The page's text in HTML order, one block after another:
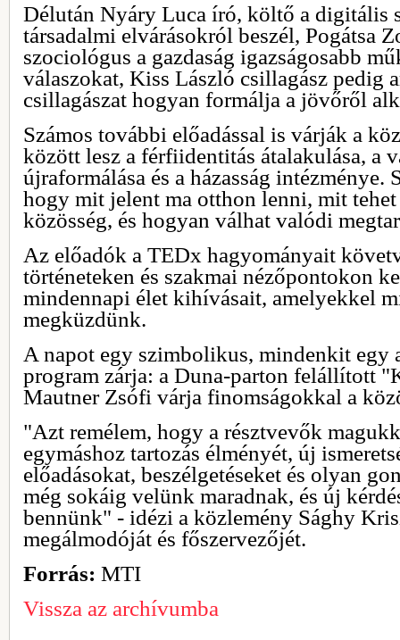
Délután Nyáry Luca író, költő a digitális
társadalmi elvárásokról beszél, Pogátsa
szociológus a gazdaság igazságosabb
válaszokat, Kiss László csillagász pedig
csillagászat hogyan formálja a jövőről
Számos további előadással is várják a
között lesz a férfiidentitás átalakulása, a
újraformálása és a házasság intézménye.
hogy mit jelent ma otthon lenni, mit
közösség, és hogyan válhat valódi
Az előadók a TEDx hagyományait
történeteken és szakmai nézőpontokon
mindennapi élet kihívásait, amelyekkel
megküzdünk.
A napot egy szimbolikus, mindenkit egy
program zárja: a Duna-parton felállított
Mautner Zsófi várja finomságokkal a
"Azt remélem, hogy a résztvevők
egymáshoz tartozás élményét, új
előadásokat, beszélgetéseket és olyan
még sokáig velünk maradnak, és új
bennünk" - idézi a közlemény Sághy
megálmodóját és főszervezőjét.
Forrás: MTI
Vissza az archívumba